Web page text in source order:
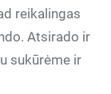
reikalingas
Atsirado ir
sukūrėme ir